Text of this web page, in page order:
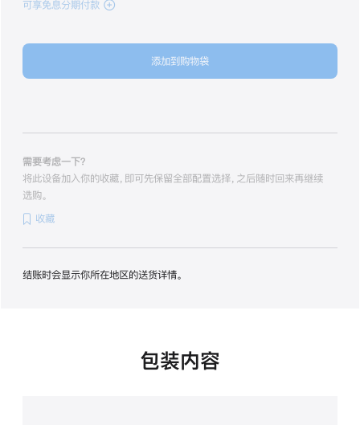
可享免息分期付款 (iPhone 17 Pro
512gb
选
添加到购物袋
需要考虑一下？
将此设备加入你的收藏，即可先保留全部配置选择，之后随时回来再继续
选购。
收藏
结账时会显示你所在地区的送货详情。
包装内容